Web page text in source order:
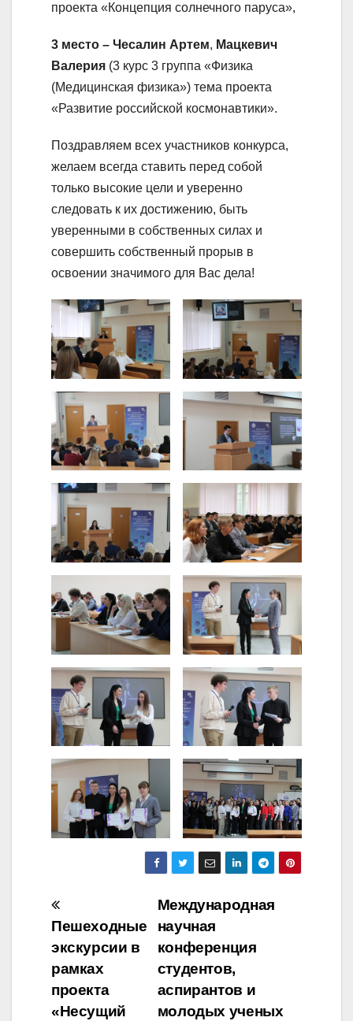
проекта «Концепция солнечного паруса»,
3 место – Чесалин Артем, Мацкевич
Валерия (3 курс 3 группа «Физика
(Медицинская физика») тема проекта
«Развитие российской космонавтики».
Поздравляем всех участников конкурса,
желаем всегда ставить перед собой
только высокие цели и уверенно
следовать к их достижению, быть
уверенными в собственных силах и
совершить собственный прорыв в
освоении значимого для Вас дела!
Навигация
по
записям
Международная
научная
конференция
студентов,
аспирантов и
молодых ученых
Пешеходные
экскурсии в
рамках
проекта
«Несущий